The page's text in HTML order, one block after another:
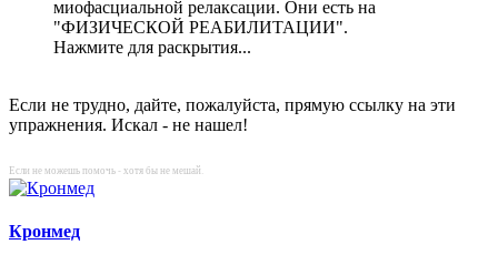
миофасциальной релаксации. Они есть на
"ФИЗИЧЕСКОЙ РЕАБИЛИТАЦИИ".
Нажмите для раскрытия...
Если не трудно, дайте, пожалуйста, прямую ссылку на эти
упражнения. Искал - не нашел!
Если не можешь помочь - хотя бы не мешай.
Кронмед